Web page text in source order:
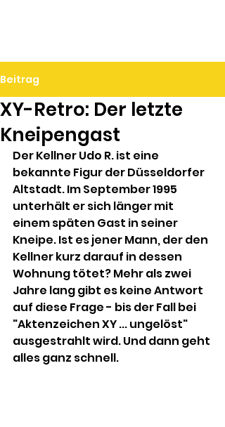
Beitrag
XY-Retro: Der letzte
Kneipengast
Der Kellner Udo R. ist eine
bekannte Figur der Düsseldorfer
Altstadt. Im September 1995
unterhält er sich länger mit
einem späten Gast in seiner
Kneipe. Ist es jener Mann, der den
Kellner kurz darauf in dessen
Wohnung tötet? Mehr als zwei
Jahre lang gibt es keine Antwort
auf diese Frage - bis der Fall bei
"Aktenzeichen XY ... ungelöst"
ausgestrahlt wird. Und dann geht
alles ganz schnell.